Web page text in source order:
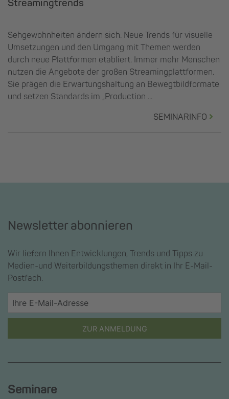
Streamingtrends
Sehgewohnheiten ändern sich. Neue Trends für visuelle
Umsetzungen und den Umgang mit Themen werden
durch neue Plattformen etabliert. Immer mehr Menschen
nutzen die Angebote der großen Streamingplattformen.
Sie prägen die Erwartungshaltung an Bewegtbildformate
und setzen Standards im „Production ...
SEMINARINFO
Newsletter abonnieren
Wir liefern Ihnen Entwicklungen, Trends und Tipps zu
Medien-und Weiterbildungsthemen direkt in Ihr E-Mail-
Postfach.
ZUR ANMELDUNG
Seminare